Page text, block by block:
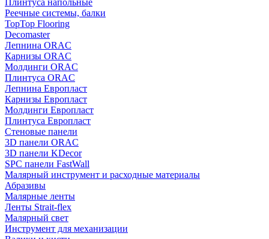
Плинтуса напольные
Реечные системы, балки
TopTop Flooring
Decomaster
Лепнина ORAC
Карнизы ORAC
Молдинги ORAC
Плинтуса ORAC
Лепнина Европласт
Карнизы Европласт
Молдинги Европласт
Плинтуса Европласт
Стеновые панели
3D панели ORAC
3D панели KDecor
SPC панели FastWall
Малярный инструмент и расходные материалы
Абразивы
Малярные ленты
Ленты Strait-flex
Малярный свет
Инструмент для механизации